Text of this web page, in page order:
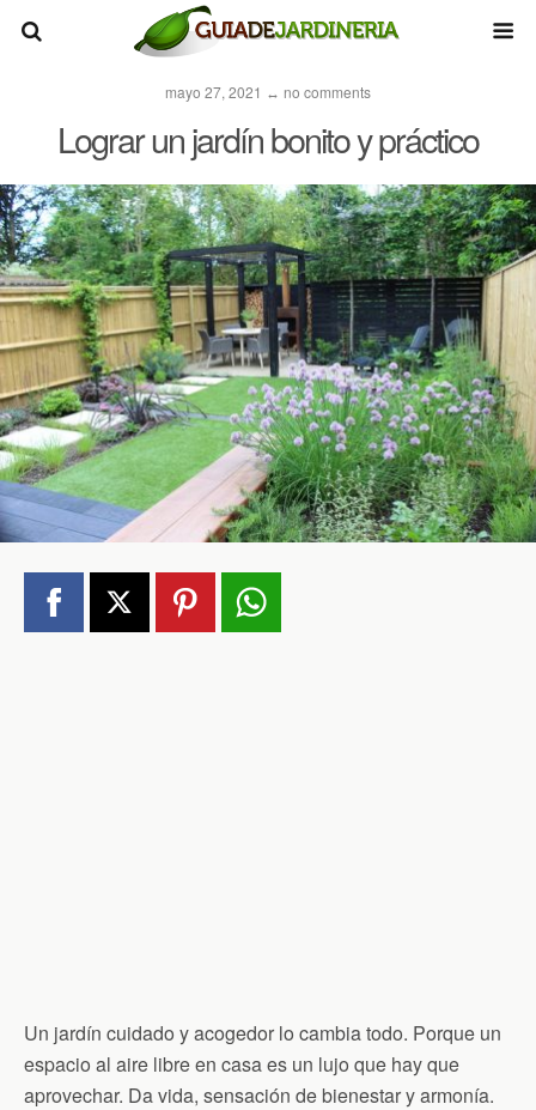
mayo 27, 2021 ↔ no comments
Lograr un jardín bonito y práctico
Un jardín cuidado y acogedor lo cambia todo. Porque un
espacio al aire libre en casa es un lujo que hay que
aprovechar. Da vida, sensación de bienestar y armonía.